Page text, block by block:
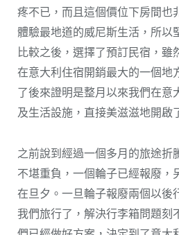
疼不已，而且這個價位下房間也
體驗最地道的威尼斯生活，所以
比較之後，選擇了預訂民宿，雖
在意大利住宿開銷最大的一個地
了後來證明是整月以來我們在意
及生活設施，直接美滋滋地開啟
之前說到經過一個多月的旅途折
不堪重負，一個輪子已經報廢，
在旦夕。一旦輪子報廢兩個以後
我們旅行了，解決行李箱問題刻